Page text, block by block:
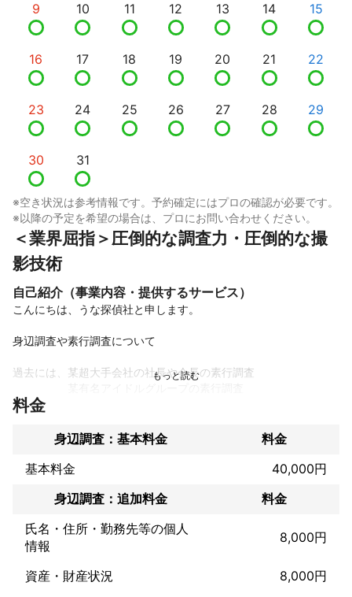
9 10 11 12 13 14 15
16 17 18 19 20 21 22
23 24 25 26 27 28 29
30 31
※空き状況は参考情報です。予約確定にはプロの確認が必要です。
※以降の予定を希望の場合は、プロにお問い合わせください。
＜業界屈指＞圧倒的な調査力・圧倒的な撮
影技術
自己紹介（事業内容・提供するサービス）
こんにちは、うな探偵社と申します。
身辺調査や素行調査について
過去には、某超大手会社の社長や会長の素行調査
各、企業様の社員の素行調査
各企業様への調査のコンサルも出来ます。
もちろん、個人様の案件もこなしてりますので、お気軽にお問合
せ下さい。
2017年に業界団体「全国調査業協同組合」の理事に就任
料金
身辺調査：基本料金
料金
基本料金
40,000円
身辺調査：追加料金
料金
氏名・住所・勤務先等の個人
情報
8,000円
資産・財産状況
8,000円